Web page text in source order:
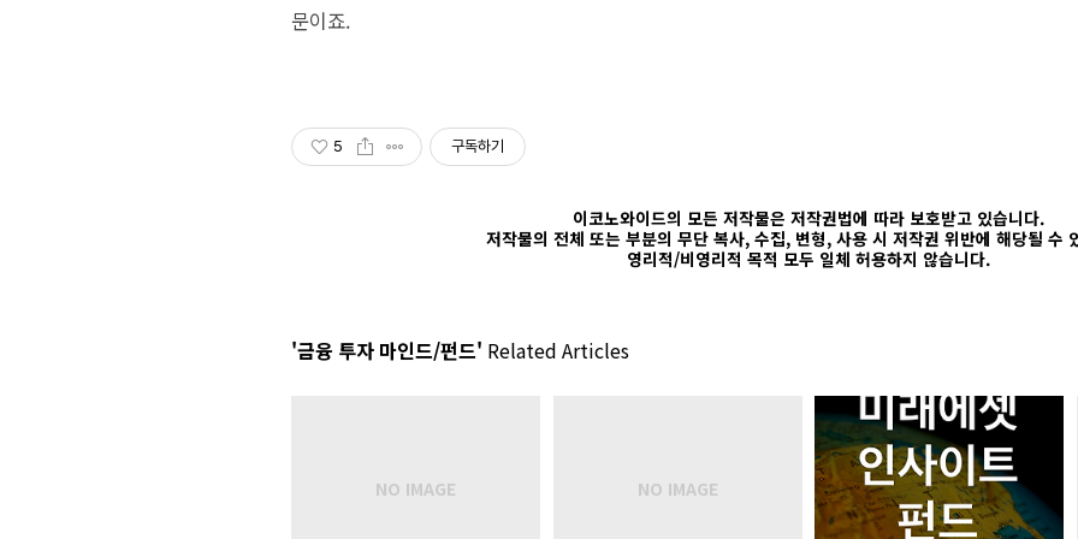
문이죠.
5 구독하기
이코노와이드의 모든 저작물은 저작권법에 따라 보호받고 있습니다.
저작물의 전체 또는 부분의 무단 복사, 수집, 변형, 사용 시 저작권 위반에 해당될 수
영리적/비영리적 목적 모두 일체 허용하지 않습니다.
'금융 투자 마인드/펀드' Related Articles